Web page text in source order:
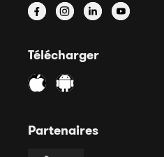
Télécharger
Partenaires